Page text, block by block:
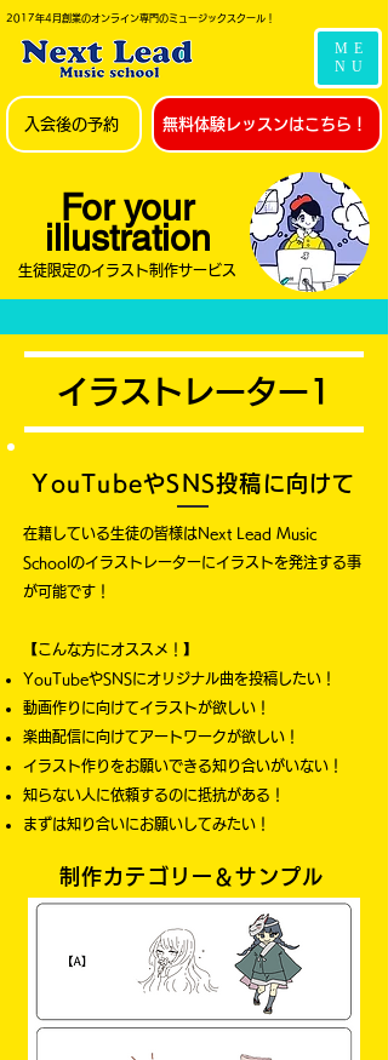
2017年4月創業のオンライン専門のミュージックスクール！
ME
NU
入会後の予約 無料体験レッスンはこちら！
For your
illustration
生徒限定のイラスト制作サービス
イラストレーター1
YouTubeやSNS投稿に向けて
在籍している生徒の皆様はNext Lead Music
Schoolのイラストレーターにイラストを発注する事
が可能です！
【こんな方にオススメ！】
YouTubeやSNSにオリジナル曲を投稿したい！
動画作りに向けてイラストが欲しい！
​楽曲配信に向けてアートワークが欲しい！
​イラスト作りをお願いできる知り合いがいない！
知らない人に依頼するのに抵抗がある！
​まずは知り合いにお願いしてみたい！
制作カテゴリー＆サンプル